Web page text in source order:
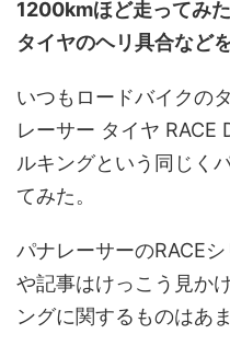
1200kmほど走ってみ
タイヤのヘリ具合など
いつもロードバイクの
レーサー タイヤ RACE
ルキングという同じく
てみた。
パナレーサーのRACE
や記事はけっこう見か
ングに関するものはあ